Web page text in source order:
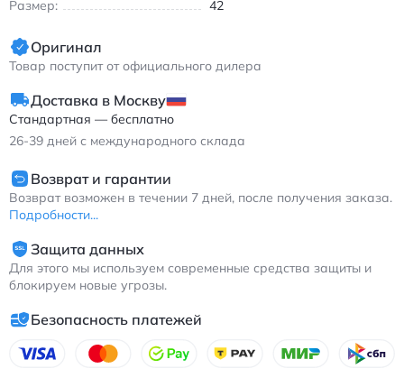
Размер: 42
Оригинал
Товар поступит от официального дилера
Доставка в Москву
Стандартная — бесплатно
26-39 дней с международного склада
Возврат и гарантии
Возврат возможен в течении 7 дней, после получения заказа.
Подробности...
Защита данных
Для этого мы используем современные средства защиты и
блокируем новые угрозы.
Безопасность платежей